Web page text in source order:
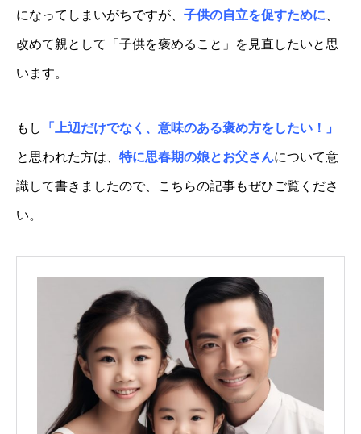
になってしまいがちですが、 子供の自立を促すために、
改めて親として「子供を褒めること」を見直したいと思
います。
もし 「上辺だけでなく、意味のある褒め方をしたい！」
と思われた方は、 特に思春期の娘とお父さんについて意
識して書きましたので、こちらの記事もぜひご覧くださ
い。